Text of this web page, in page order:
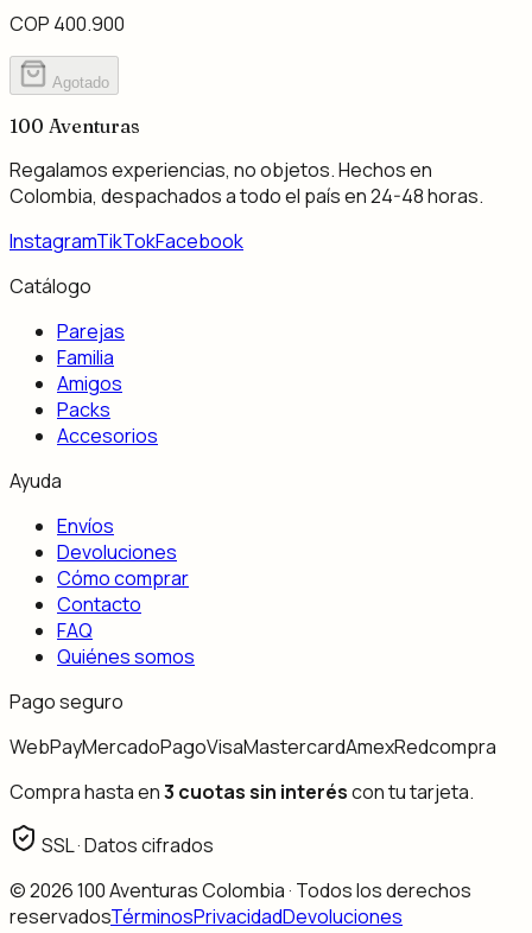
COP 400.900
Agotado
100 Aventuras
Regalamos experiencias, no objetos. Hechos en
Colombia, despachados a todo el país en 24-48 horas.
InstagramTikTokFacebook
Catálogo
Parejas
Familia
Amigos
Packs
Accesorios
Ayuda
Envíos
Devoluciones
Cómo comprar
Contacto
FAQ
Quiénes somos
Pago seguro
WebPayMercadoPagoVisaMastercardAmexRedcompra
Compra hasta en3 cuotas sin interéscon tu tarjeta.
SSL · Datos cifrados
©2026100 Aventuras Colombia · Todos los derechos
reservadosTérminosPrivacidadDevoluciones